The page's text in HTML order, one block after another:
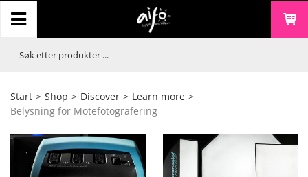
Start > Shop > Discover > Learn more >
Belysning for Motefotografering